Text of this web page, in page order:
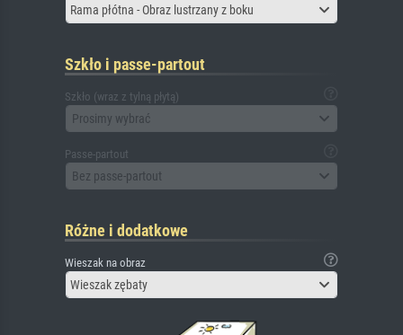
Rama płótna - Obraz lustrzany z boku
Szkło i passe-partout
Szkło (wraz z tylną płytą)
Prosimy wybrać
Passe-partout
Bez passe-partout
Różne i dodatkowe
Wieszak na obraz
Wieszak zębaty